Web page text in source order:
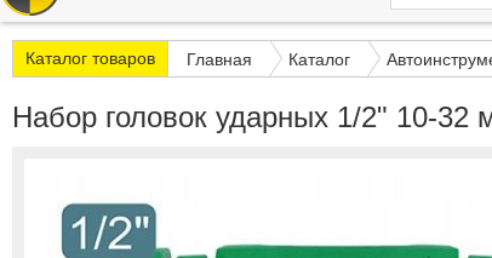
Каталог товаров Главная Каталог
Набор головок ударных 1/2" 10-